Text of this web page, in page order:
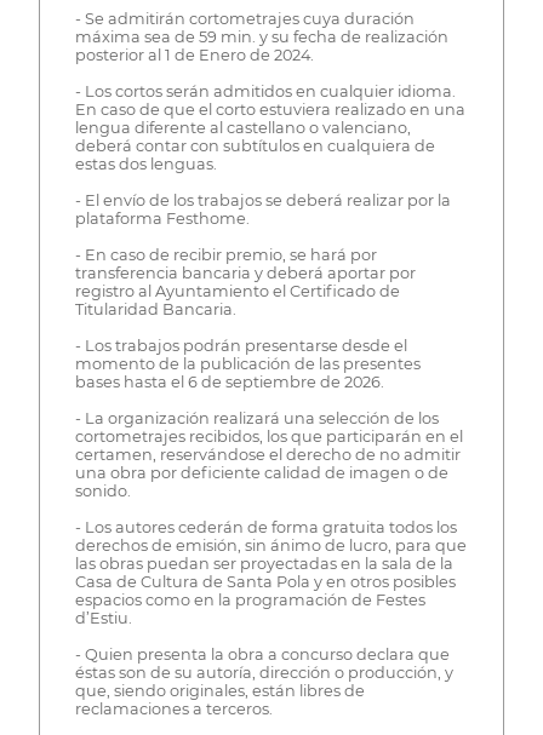
- Se admitirán cortometrajes cuya duración
máxima sea de 59 min. y su fecha de realización
posterior al 1 de Enero de 2024.
- Los cortos serán admitidos en cualquier idioma.
En caso de que el corto estuviera realizado en una
lengua diferente al castellano o valenciano,
deberá contar con subtítulos en cualquiera de
estas dos lenguas.
- El envío de los trabajos se deberá realizar por la
plataforma Festhome.
- En caso de recibir premio, se hará por
transferencia bancaria y deberá aportar por
registro al Ayuntamiento el Certificado de
Titularidad Bancaria.
- Los trabajos podrán presentarse desde el
momento de la publicación de las presentes
bases hasta el 6 de septiembre de 2026.
- La organización realizará una selección de los
cortometrajes recibidos, los que participarán en el
certamen, reservándose el derecho de no admitir
una obra por deficiente calidad de imagen o de
sonido.
- Los autores cederán de forma gratuita todos los
derechos de emisión, sin ánimo de lucro, para que
las obras puedan ser proyectadas en la sala de la
Casa de Cultura de Santa Pola y en otros posibles
espacios como en la programación de Festes
d’Estiu.
- Quien presenta la obra a concurso declara que
éstas son de su autoría, dirección o producción, y
que, siendo originales, están libres de
reclamaciones a terceros.